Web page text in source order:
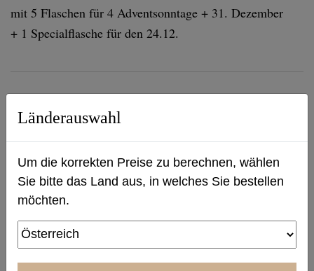
mit 5 Flaschen für 4 Adventsonntage + 31. Dezember
+ 1 Specialflasche für den 24.12.
Länderauswahl
Um die korrekten Preise zu berechnen, wählen
Sie bitte das Land aus, in welches Sie bestellen
möchten.